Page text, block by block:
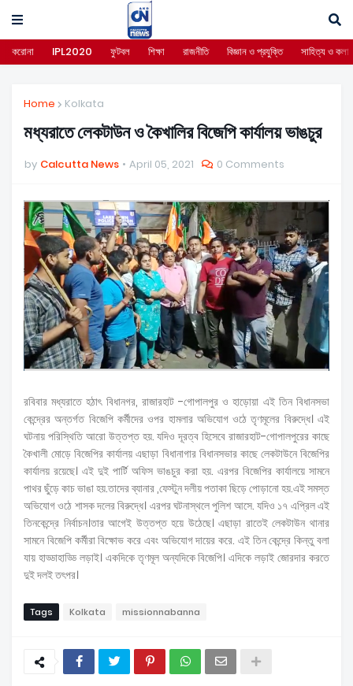
করোনা IPL2020 ফুটবল শিক্ষা রাজনীতি বিজ্ঞান ও প্রযুক্তি সাহিত্য ও কলা
Home Kolkata
মধ্যরাতে লেকটাউন ও কৈখালির বিজেপি কার্যালয় ভাঙচুর
by Calcutta News April 05, 2021 0 Comments
রবিবার মধ্যরাতে হঠাৎ বিধানগর, রাজারহাট -গোপালপুর ও হাড়োয়া এই তিন বিধানসভা
কেন্দ্রের অন্তর্গত বিজেপি কর্মীদের ওপর হামলার অভিযোগ ওঠে তৃণমূলের বিরুদ্ধে। এই
ঘটনায় পরিস্থিতি আরো উত্তপ্ত হয়. যদিও দূরত্ব হিসেবে রাজারহাট-গোপালপুরের কাছে
কৈখালী মোড়ে বিজেপির কার্যালয় এছাড়া বিধানাগার বিধানসভার কাছে লেকটাউনে বিজেপির
কার্যালয় রয়েছে। এই দুই পার্টি অফিস ভাঙচুর করা হয়. এরপর বিজেপির কার্যালয়ে সামনে
পাথর ছুঁড়ে কাচ ভাঙা হয়.তাদের ব্যানার ,ফেস্টুন দলীয় পতাকা ছিড়ে পোড়ানো হয়.এই সমস্ত
অভিযোগ ওঠে শাসক দলের বিরুদ্ধে। এরপর ঘটনাস্থলে পুলিশ আসে. যদিও ১৭ এপ্রিল এই
তিনকেন্দ্রে নির্বাচন।তার আগেই উত্তপ্ত হয়ে উঠেছে। এছাড়া রাতেই লেকটাউন থানার
সামনে বিজেপি কর্মীরা বিক্ষোভ করে এবং অভিযোগ দায়ের করে. এই তিন কেন্দ্রে কিন্তু বলা
যায় হাড্ডাহাড্ডি লড়াই। একদিকে তৃণমূল অন্যদিকে বিজেপি। এদিকে লড়াই জোরদার করতে
দুই দলই তৎপর।
Tags Kolkata missionnabanna